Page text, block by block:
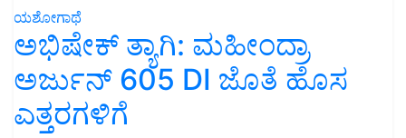
ಯಶೋಗಾಥೆ
ಅಭಿಷೇಕ್ ತ್ಯಾಗಿ: ಮಹೀಂದ್ರಾ
ಅರ್ಜುನ್ 605 DI ಜೊತೆ ಹೊಸ
ಎತ್ತರಗಳಿಗೆ